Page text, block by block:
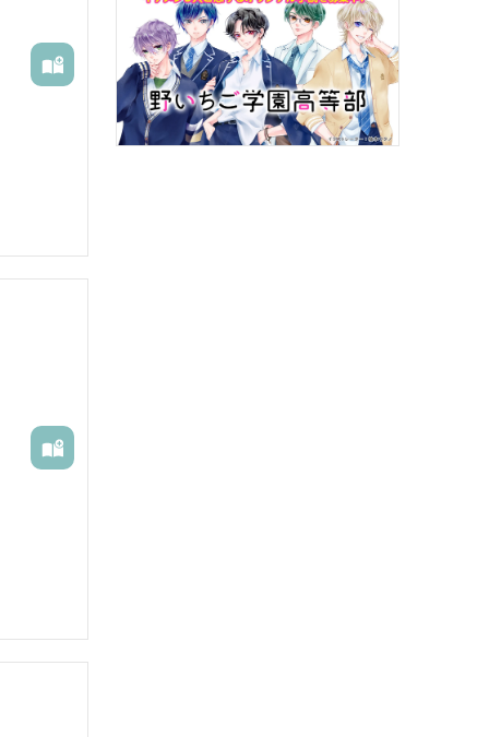
で美